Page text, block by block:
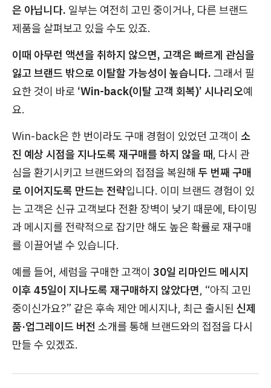
은 아닙니다. 일부는 여전히 고민 중이거나, 다른 브랜드
제품을 살펴보고 있을 수도 있죠.
이때 아무런 액션을 취하지 않으면, 고객은 빠르게 관심을
잃고 브랜드 밖으로 이탈할 가능성이 높습니다. 그래서 필
요한 것이 바로 ‘Win-back(이탈 고객 회복)’ 시나리오예
요.
Win-back은 한 번이라도 구매 경험이 있었던 고객이 소
진 예상 시점을 지나도록 재구매를 하지 않을 때, 다시 관
심을 환기시키고 브랜드와의 접점을 복원해두 번째 구매
로 이어지도록 만드는 전략입니다. 이미 브랜드 경험이 있
는 고객은 신규 고객보다 전환 장벽이 낮기 때문에, 타이밍
과 메시지를 전략적으로 잡기만 해도 높은 확률로 재구매
를 이끌어낼 수 있습니다.
예를 들어, 세럼을 구매한 고객이 30일 리마인드 메시지
이후 45일이 지나도록 재구매하지 않았다면, “아직 고민
중이신가요?” 같은 후속 제안 메시지나, 최근 출시된 신제
품·업그레이드 버전 소개를 통해 브랜드와의 접점을 다시
만들 수 있겠죠.